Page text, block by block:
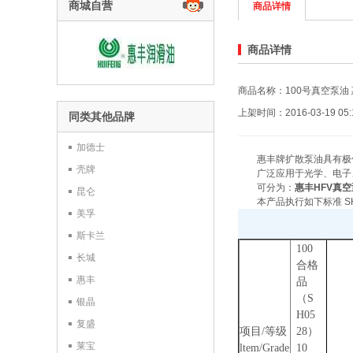
商城自营
同类其他品牌
加德士
壳牌
昆仑
美孚
斯卡兰
长城
惠丰
银晶
复盛
莱宝
商品详情
商品详情
上架时间：2016-03-19
惠丰牌扩散泵油具有极
广泛应用于光学、电子
可分为： 惠丰HFV真
本产品执行如下标准
项目 /等级
ltem/Grade
100
合格
品
（ S
H05
28）
10